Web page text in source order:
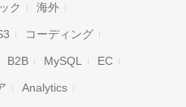
ク 海外
コーディング
B2B MySQL EC
Analytics